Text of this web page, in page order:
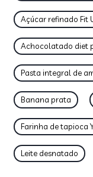
Açúcar refinado Fit
Achocolatado diet
Pasta integral de
Banana prata
Farinha de tapioca
Leite desnatado